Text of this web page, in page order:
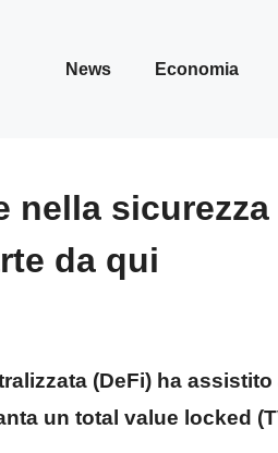
News Economia
nella
da qui
(DeFi) ha assistito
un total value locked